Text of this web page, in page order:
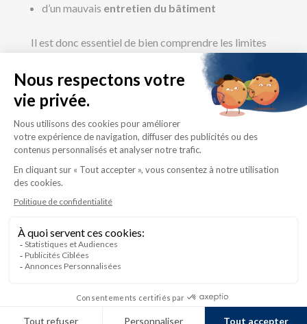
d’un mauvais entretien du bâtiment
Il est donc essentiel de bien comprendre les limites
du plan afin d’éviter toute confusion lors d’une
réclamation.
Comment vérifier si votre constructeur est accrédité
GCR?
Avant de démarrer un projet, il est recommandé de
vérifier si votre entrepreneur est accrédité.
Un registre officiel permet de valider cette
information. Cette étape est essentielle pour
légaleset les normes en vigueur dans le secteur
résidentiel.
à sécuriser votre projet et à garantir un encadrement